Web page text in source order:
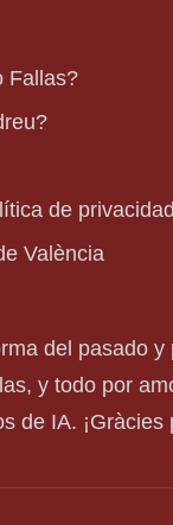
Fallas?
de privacidad
València
del pasado y
y todo por
de IA. ¡Gràcies